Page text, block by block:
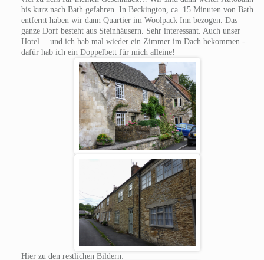
bis kurz nach Bath gefahren. In Beckington, ca. 15 Minuten von Bath
entfernt haben wir dann Quartier im Woolpack Inn bezogen. Das
ganze Dorf besteht aus Steinhäusern. Sehr interessant. Auch unser
Hotel… und ich hab mal wieder ein Zimmer im Dach bekommen -
dafür hab ich ein Doppelbett für mich alleine!
Hier zu den restlichen Bildern: